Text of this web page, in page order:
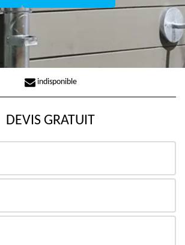
indisponible
DEVIS GRATUIT